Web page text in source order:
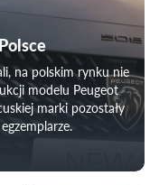
na polskim rynku nie
modelu Peugeot
marki pozostały